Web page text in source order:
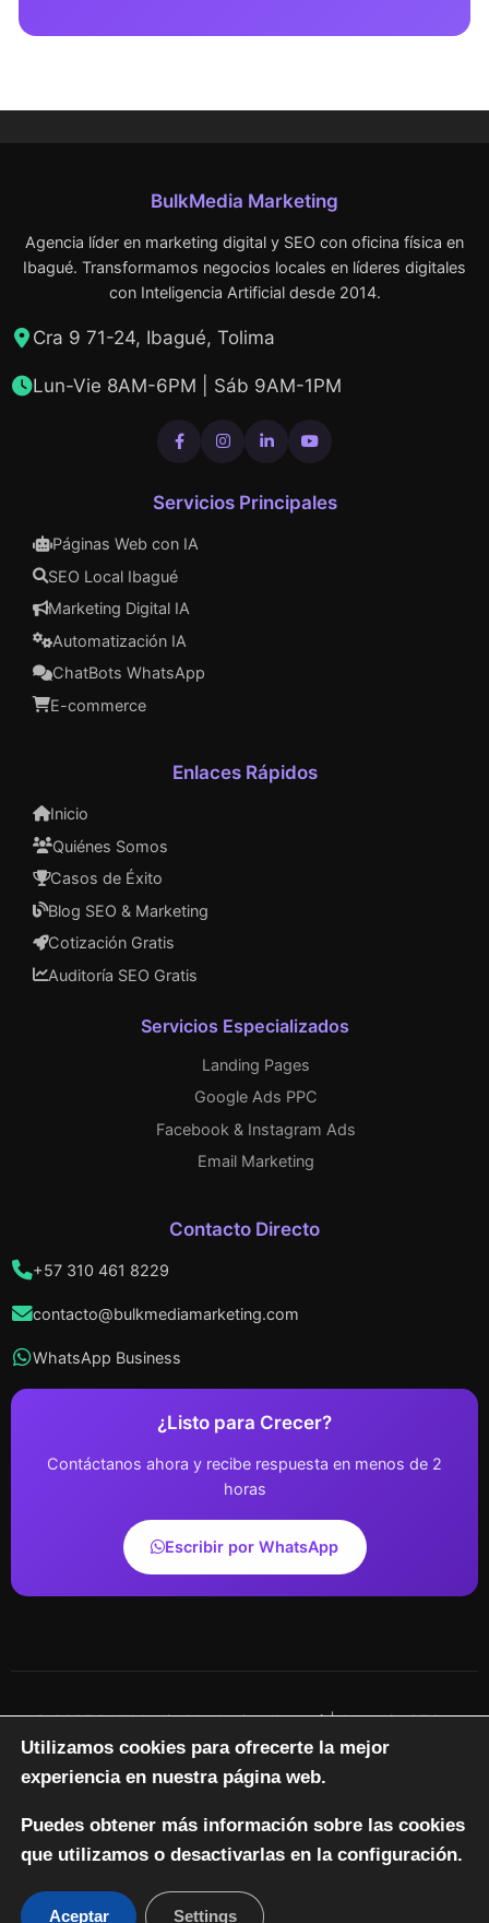
BulkMedia Marketing
Agencia líder en marketing digital y SEO con oficina física en
Ibagué. Transformamos negocios locales en líderes digitales
con Inteligencia Artificial desde 2014.
Cra 9 71-24, Ibagué, Tolima
Lun-Vie 8AM-6PM | Sáb 9AM-1PM
Servicios Principales
Páginas Web con IA
SEO Local Ibagué
Marketing Digital IA
Automatización IA
ChatBots WhatsApp
E-commerce
Enlaces Rápidos
Inicio
Quiénes Somos
Casos de Éxito
Blog SEO & Marketing
Cotización Gratis
Auditoría SEO Gratis
Servicios Especializados
Landing Pages
Google Ads PPC
Facebook & Instagram Ads
Email Marketing
Contacto Directo
+57 310 461 8229
contacto@bulkmediamarketing.com
WhatsApp Business
¿Listo para Crecer?
Contáctanos ahora y recibe respuesta en menos de 2
horas
Escribir por WhatsApp
© 2025 BulkMedia Marketing Ibagué | Agencia SEO y
Marketing Digital con IA | NIT: 123456789-0 | Todos los
derechos reservados
Inicio Servicios
Utilizamos cookies para ofrecerte la mejor
experiencia en nuestra página web.
Puedes obtener más información sobre las cookies
que utilizamos o desactivarlas en la configuración.
Aceptar Settings